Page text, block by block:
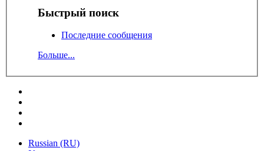
Быстрый поиск
Последние сообщения
Больше...
Russian (RU)